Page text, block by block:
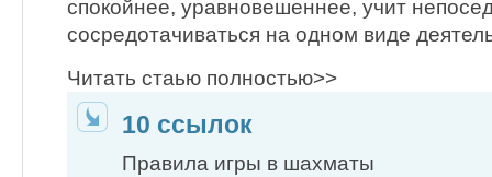
спокойнее, уравновешеннее, учит
сосредотачиваться на одном виде
Читать стаью полностью>>
10 ссылок
Правила игры в шахматы